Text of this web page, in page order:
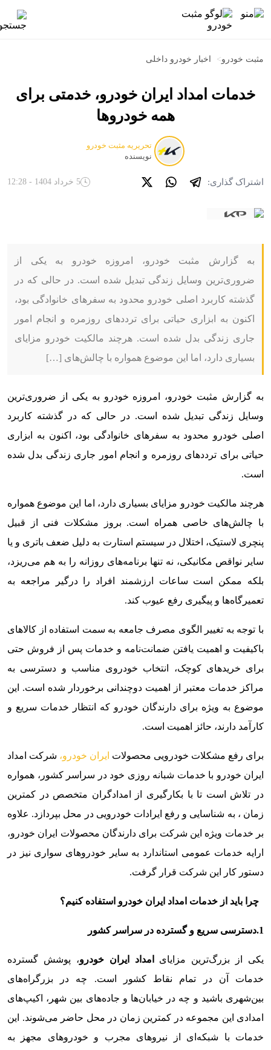
مثبت خودرو> اخبار خودرو داخلی
خدمات امداد ایران خودرو، خدمتی برای
همه خودروها
تحریریه مثبت خودرو
نویسنده
اشتراک گذاری: 5 خرداد 1404 - 12:28
به گزارش مثبت خودرو، امروزه خودرو به یکی از
ضروری‌ترین وسایل زندگی تبدیل شده است. در حالی که در
گذشته کاربرد اصلی خودرو محدود به سفرهای خانوادگی بود،
اکنون به ابزاری حیاتی برای ترددهای روزمره و انجام امور
جاری زندگی بدل شده است. هرچند مالکیت خودرو مزایای
بسیاری دارد، اما این موضوع همواره با چالش‌های […]
به گزارش مثبت خودرو، امروزه خودرو به یکی از ضروری‌ترین
وسایل زندگی تبدیل شده است. در حالی که در گذشته کاربرد
اصلی خودرو محدود به سفرهای خانوادگی بود، اکنون به ابزاری
حیاتی برای ترددهای روزمره و انجام امور جاری زندگی بدل شده
است.
هرچند مالکیت خودرو مزایای بسیاری دارد، اما این موضوع همواره
با چالش‌های خاصی همراه است. بروز مشکلات فنی از قبیل
پنچری لاستیک، اختلال در سیستم استارت به دلیل ضعف باتری و یا
سایر نواقص مکانیکی، نه تنها برنامه‌های روزانه را به هم می‌ریزد،
بلکه ممکن است ساعات ارزشمند افراد را درگیر مراجعه به
تعمیرگاه‌ها و پیگیری رفع عیوب کند.
با توجه به تغییر الگوی مصرف جامعه به سمت استفاده از کالاهای
باکیفیت و اهمیت یافتن ضمانت‌نامه و خدمات پس از فروش حتی
برای خریدهای کوچک، انتخاب خودروی مناسب و دسترسی به
مراکز خدمات معتبر از اهمیت دوچندانی برخوردار شده است. این
موضوع به ویژه برای دارندگان خودرو که انتظار خدمات سریع و
کارآمد دارند، حائز اهمیت است.
برای رفع مشکلات خودرویی محصولات ایران خودرو، شرکت امداد
ایران خودرو با خدمات شبانه روزی خود در سراسر کشور، همواره
در تلاش است تا با بکارگیری از امدادگران متخصص در کمترین
زمان ، به شناسایی و رفع ایرادات خودرویی در محل بپردازد. علاوه
بر خدمات ویژه این شرکت برای دارندگان محصولات ایران خودرو،
ارایه خدمات عمومی استاندارد به سایر خودروهای سواری نیز در
دستور کار این شرکت قرار گرفت.
چرا باید از خدمات امداد ایران خودرو استفاده کنیم؟
1.دسترسی سریع و گسترده در سراسر کشور
یکی از بزرگ‌ترین مزایای امداد ایران خودرو، پوشش گسترده
خدمات آن در تمام نقاط کشور است. چه در بزرگراه‌های
بین‌شهری باشید و چه در خیابان‌ها و جاده‌های بین شهر، اکیپ‌های
امدادی این مجموعه در کمترین زمان در محل حاضر می‌شوند. این
خدمات با شبکه‌ای از نیروهای مجرب و خودروهای مجهز به